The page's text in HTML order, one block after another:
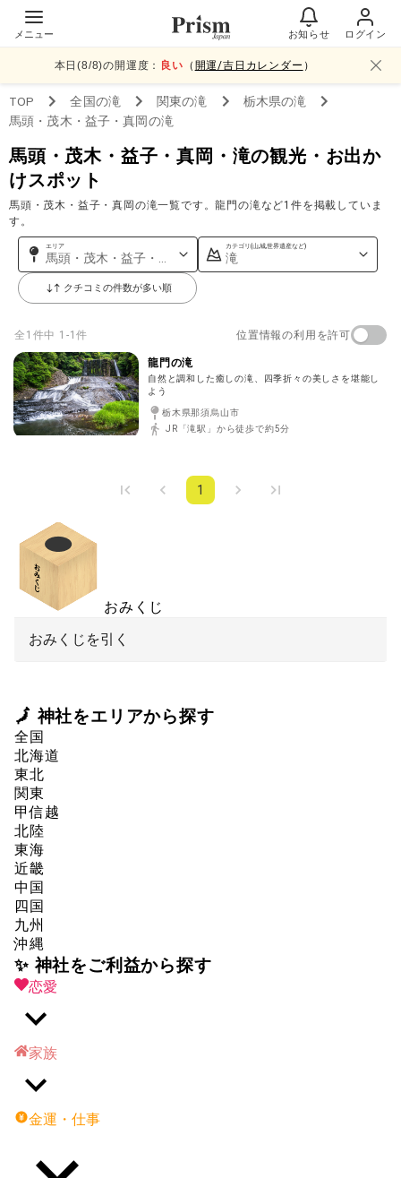
メニュー お知らせ ログイン
本日(8/8)の開運度： 良い （ 開運/吉日カレンダー ）
TOP 全国の滝 関東の滝 栃木県の滝
馬頭・茂木・益子・真岡の滝
馬頭・茂木・益子・真岡・滝の観光・お出か
けスポット
馬頭・茂木・益子・真岡の滝一覧です。龍門の滝など1件を掲載していま
す。
エリア
馬頭・茂木・益子・真岡
カテゴリ(山,城,世界遺産など)
滝
クチコミの件数が多い順
全 1 件中 1-1件 位置情報の利用を許可
龍門の滝
自然と調和した癒しの滝、四季折々の美しさを堪能し
よう
栃木県那須烏山市
JR「滝駅」から徒歩で約5分
1
おみくじ
おみくじを引く
🗾 神社をエリアから探す
全国
北海道
東北
関東
甲信越
北陸
東海
近畿
中国
四国
九州
沖縄
✨ 神社をご利益から探す
恋愛
家族
金運・仕事